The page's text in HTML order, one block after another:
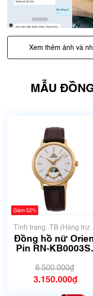
Xem thêm ảnh và
MẪU
Giảm 52%
Tình trạng: TB (Hàng
bày, thanh lý)
Đồng hồ nữ
Pin RN-KB0003S
5676A
6.500.000₫
3.150.000₫